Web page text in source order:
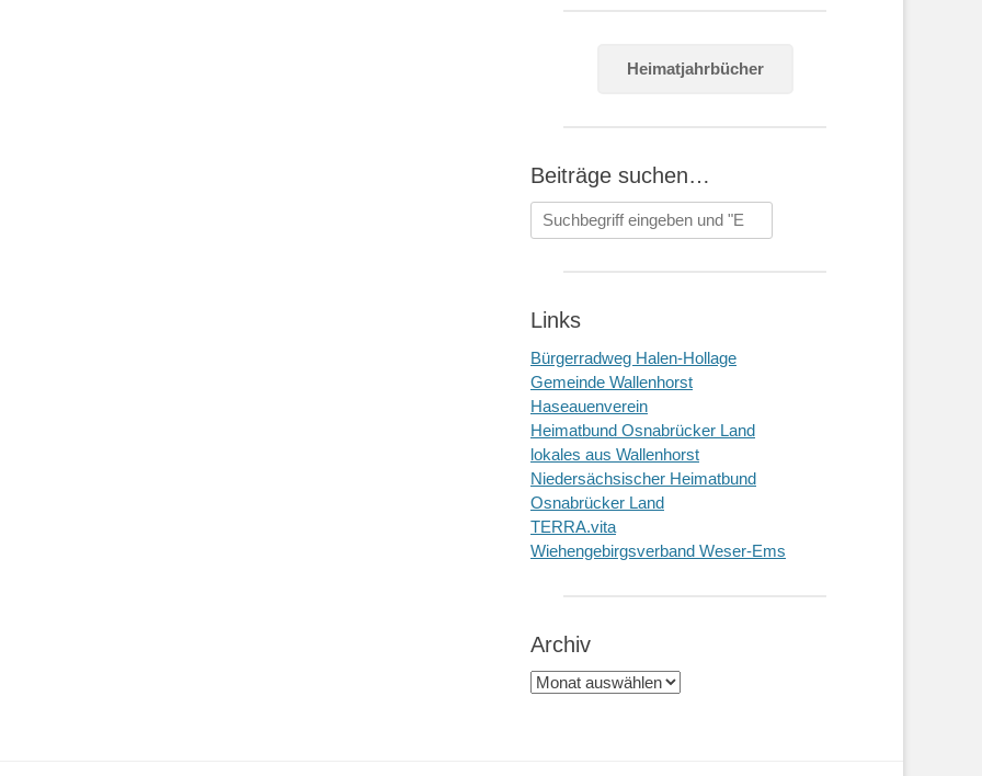
Heimatjahrbücher
Beiträge suchen…
Suchen
nach:
Links
Bürgerradweg Halen-Hollage
Gemeinde Wallenhorst
Haseauenverein
Heimatbund Osnabrücker Land
lokales aus Wallenhorst
Niedersächsischer Heimatbund
Osnabrücker Land
TERRA.vita
Wiehengebirgsverband Weser-Ems
Archiv
Archiv